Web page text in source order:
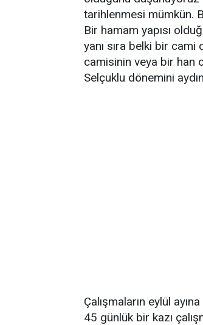
tarihlenmesi mümkün.
Bir hamam yapısı
yanı sıra belki bir
camisinin veya bir han
Selçuklu dönemini
Çalışmaların eylül
45 günlük bir kazı